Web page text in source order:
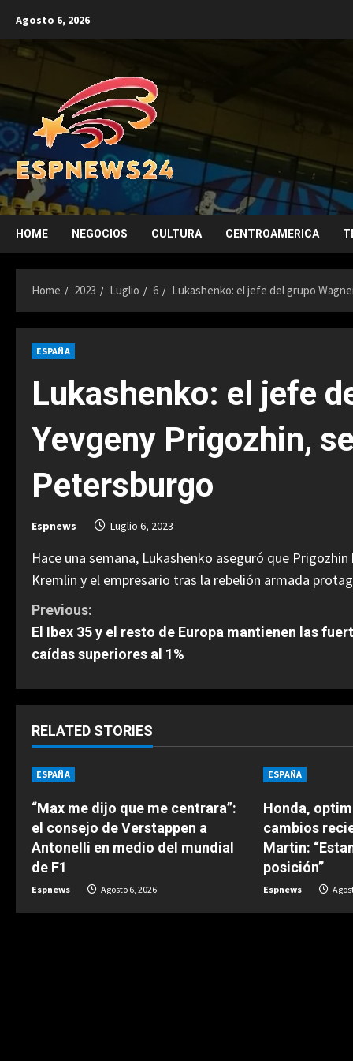
content
Agosto 6, 2026
HOME NEGOCIOS CULTURA CENTROAMERICA
Home 2023 Luglio 6 Lukashenko: el jefe del grupo
ESPAÑA
Lukashenko: el jefe
Yevgeny Prigozhin,
Petersburgo
Espnews Luglio 6, 2023
Hace una semana, Lukashenko aseguró que
Kremlin y el empresario tras la rebelión armada
C
o
t
i
n
u
e
R
e
Previous:
El Ibex 35 y el resto de Europa mantienen las
caídas superiores al 1%
RELATED STORIES
ESPAÑA
“Max me dijo que me centrara”:
el consejo de Verstappen a
Antonelli en medio del mundial
de F1
Espnews Agosto 6, 2026
ESPAÑA
Honda,
cambios
Martin:
posición”
Espnews